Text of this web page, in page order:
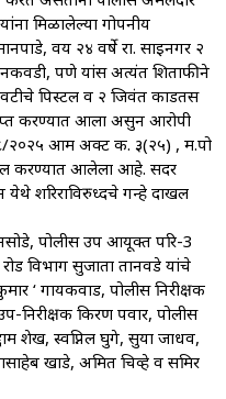
मिळालेल्या गोपनीय
वय २४ वर्षे रा. साईनगर २
पणे यांस अत्यंत शिताफीने
पिस्टल व २ जिवंत काडतस
करण्यात आला असुन आरोपी
२०२५ आर्म अक्ट क. ३(२५) , म.पो
करण्यात आलेला आहे. सदर
येथे शरिराविरुध्दचे गन्हे दाखल
पोलीस उप आयूक्त परि-3
विभाग सुजाता तानवडे यांचे
‘ गायकवाड, पोलीस निरीक्षक
निरीक्षक किरण पवार, पोलीस
शेख, स्वप्निल घुगे, सुर्या जाधव,
खाडे, अमित चिव्हे व समिर